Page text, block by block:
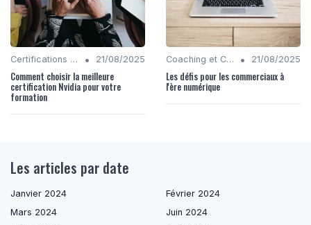
Certifications et Cours en Ligne • 21/08/2025
Comment choisir la meilleure
certification Nvidia pour votre
formation
Coaching et Conseil en Stratégie Numérique • 21/08/2025
Les défis pour les commerciaux à
l'ère numérique
Les articles par date
Janvier 2024
Février 2024
Mars 2024
Juin 2024